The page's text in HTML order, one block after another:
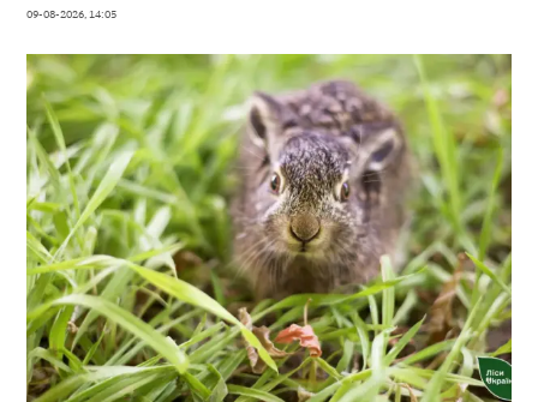
09-08-2026, 14:05